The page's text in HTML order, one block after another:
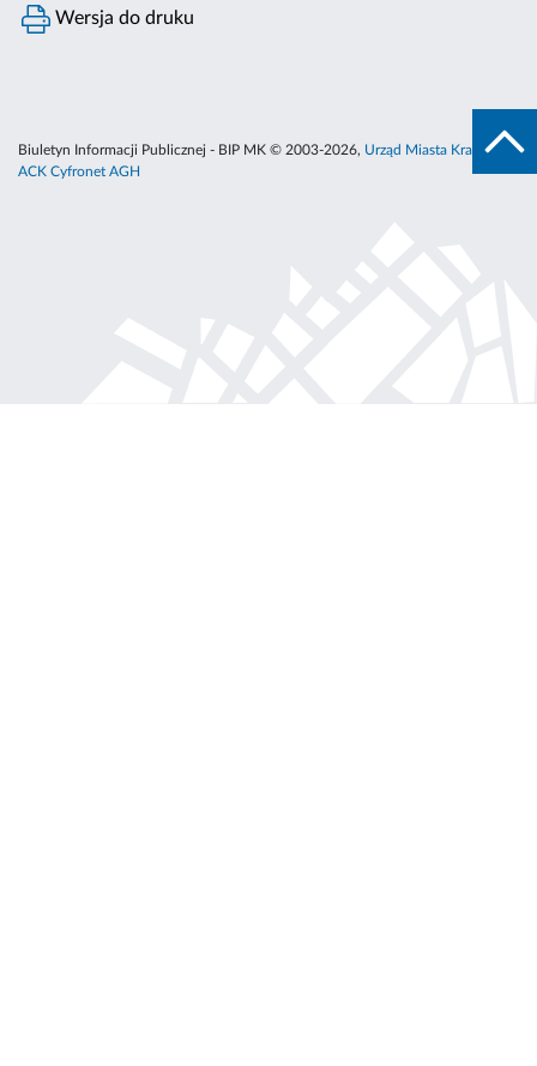
Wersja do druku
Biuletyn Informacji Publicznej - BIP MK © 2003-2026, Urząd Miasta Krakowa
ACK Cyfronet AGH